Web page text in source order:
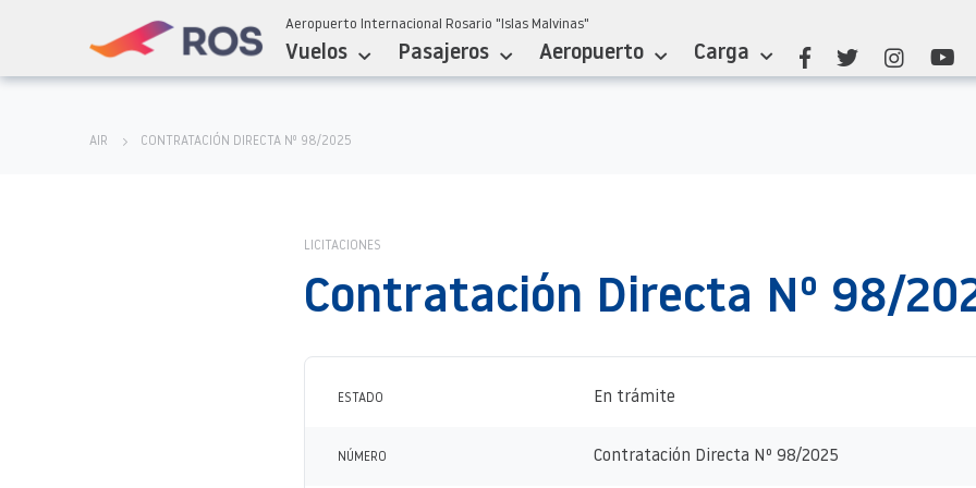
Aeropuerto Internacional Rosario "Islas Malvinas"
Vuelos Pasajeros Aeropuerto Carga
AIR CONTRATACIÓN DIRECTA Nº 98/2025
LICITACIONES
Contratación Directa Nº 98/
ESTADO En trámite
NÚMERO Contratación Directa Nº 98/2025